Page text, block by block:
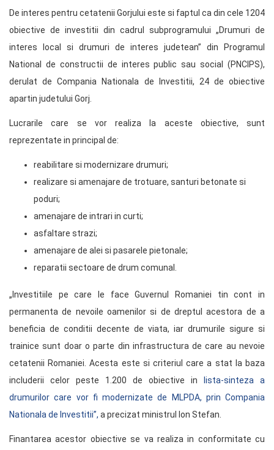
De interes pentru cetatenii Gorjului este si faptul ca din cele 1204
obiective de investitii din cadrul subprogramului „Drumuri de
interes local si drumuri de interes judetean” din Programul
National de constructii de interes public sau social (PNCIPS),
derulat de Compania Nationala de Investitii, 24 de obiective
apartin judetului Gorj.
Lucrarile care se vor realiza la aceste obiective, sunt
reprezentate in principal de:
reabilitare si modernizare drumuri;
realizare si amenajare de trotuare, santuri betonate si
poduri;
amenajare de intrari in curti;
asfaltare strazi;
amenajare de alei si pasarele pietonale;
reparatii sectoare de drum comunal.
„Investitiile pe care le face Guvernul Romaniei tin cont in
permanenta de nevoile oamenilor si de dreptul acestora de a
beneficia de conditii decente de viata, iar drumurile sigure si
trainice sunt doar o parte din infrastructura de care au nevoie
cetatenii Romaniei. Acesta este si criteriul care a stat la baza
includerii celor peste 1.200 de obiective in lista-sinteza a
drumurilor care vor fi modernizate de MLPDA, prin Compania
Nationala de Investitii”, a precizat ministrul Ion Stefan.
Finantarea acestor obiective se va realiza in conformitate cu